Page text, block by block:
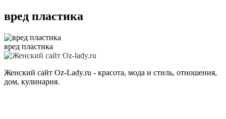
вред пластика
вред пластика
Женский сайт Oz-Lady.ru - красота, мода и стиль, отношения,
дом, кулинария.